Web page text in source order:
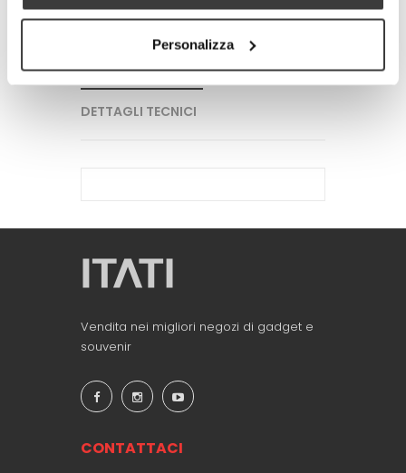
Personalizza
Google+
Pinterest
DETTAGLI TECNICI
Vendita nei migliori negozi di gadget e
souvenir
CONTATTACI